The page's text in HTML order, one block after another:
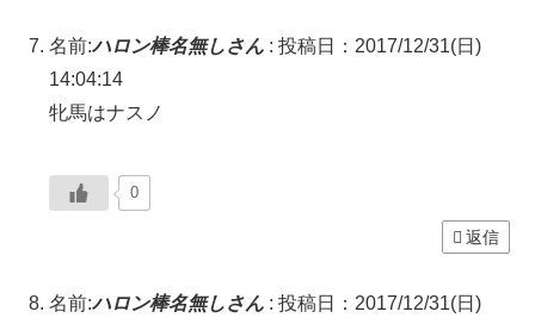
名前:ハロン棒名無しさん : 投稿日：2017/12/31(日)
14:04:14
牝馬はナスノ
0
返信
名前:ハロン棒名無しさん : 投稿日：2017/12/31(日)